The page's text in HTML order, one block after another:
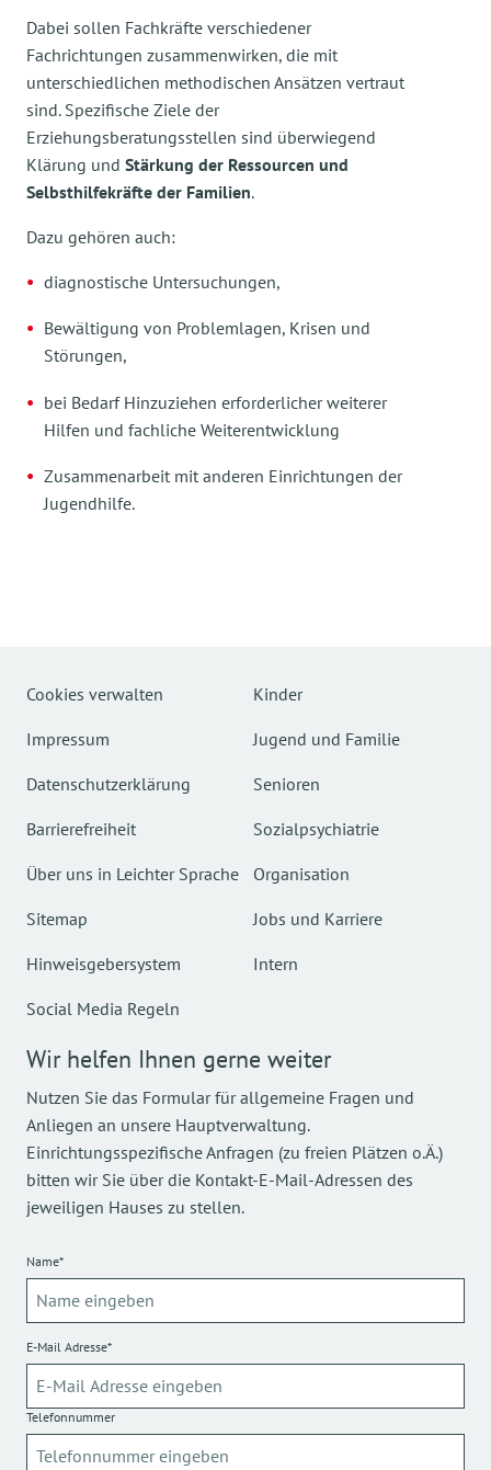
Dabei sollen Fachkräfte verschiedener
Fachrichtungen zusammenwirken, die mit
unterschiedlichen methodischen Ansätzen vertraut
sind. Spezifische Ziele der
Erziehungsberatungsstellen sind überwiegend
Klärung und Stärkung der Ressourcen und
Selbsthilfekräfte der Familien.
Dazu gehören auch:
diagnostische Untersuchungen,
Bewältigung von Problemlagen, Krisen und
Störungen,
bei Bedarf Hinzuziehen erforderlicher weiterer
Hilfen und fachliche Weiterentwicklung
Zusammenarbeit mit anderen Einrichtungen der
Jugendhilfe.
Cookies verwalten
Impressum
Datenschutzerklärung
Barrierefreiheit
Über uns in Leichter Sprache
Sitemap
Hinweisgebersystem
Social Media Regeln
Kinder
Jugend und Familie
Senioren
Sozialpsychiatrie
Organisation
Jobs und Karriere
Intern
Wir helfen Ihnen gerne weiter
Nutzen Sie das Formular für allgemeine Fragen und
Anliegen an unsere Hauptverwaltung.
Einrichtungsspezifische Anfragen (zu freien Plätzen o.Ä.)
bitten wir Sie über die Kontakt-E-Mail-Adressen des
jeweiligen Hauses zu stellen.
Name*
E-Mail Adresse*
Telefonnummer